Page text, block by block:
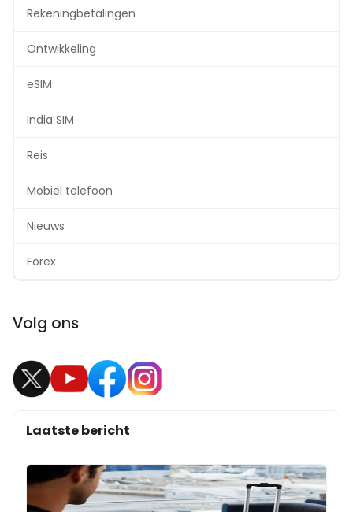
Rekeningbetalingen
Ontwikkeling
eSIM
India SIM
Reis
Mobiel telefoon
Nieuws
Forex
Volg ons
Laatste bericht